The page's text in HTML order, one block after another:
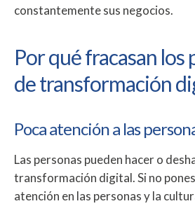
constantemente sus negocios.
Por qué fracasan los
de transformación
Poca atención a las
Las personas pueden hacer o
transformación digital. Si no
atención en las personas y la